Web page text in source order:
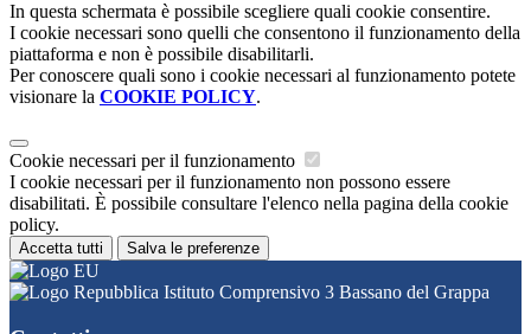
In questa schermata è possibile scegliere quali cookie consentire.
I cookie necessari sono quelli che consentono il funzionamento della
piattaforma e non è possibile disabilitarli.
Per conoscere quali sono i cookie necessari al funzionamento potete
visionare la COOKIE POLICY.
Cookie necessari per il funzionamento
I cookie necessari per il funzionamento non possono essere
disabilitati. È possibile consultare l'elenco nella pagina della cookie
policy.
Accetta tutti Salva le preferenze
Istituto Comprensivo 3 Bassano del Grappa